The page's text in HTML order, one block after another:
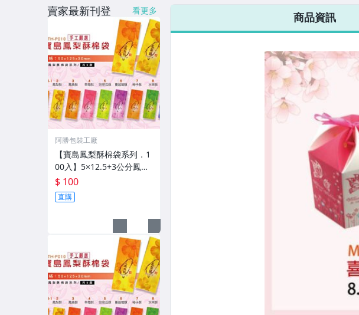
商品資訊
賣家最新刊登 看更多
阿勝包裝工廠
【寶島鳳梨酥棉袋系列．1
00入】5×12.5+3公分鳳梨
酥棉袋.包裝袋
$ 100
直購